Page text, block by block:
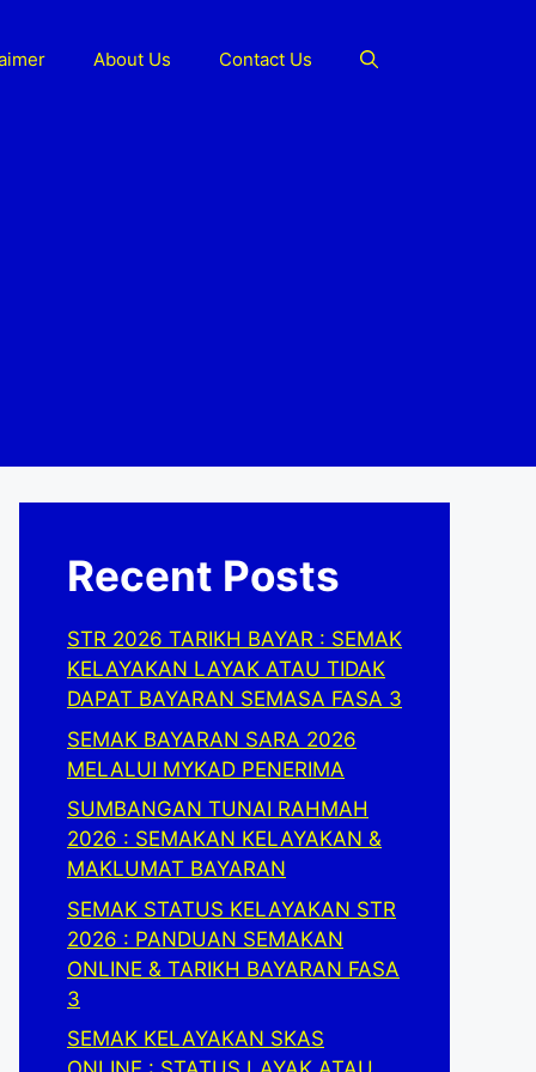
About Us Contact Us
Recent Posts
STR 2026 TARIKH BAYAR : SEMAK
KELAYAKAN LAYAK ATAU TIDAK
DAPAT BAYARAN SEMASA FASA 3
SEMAK BAYARAN SARA 2026
MELALUI MYKAD PENERIMA
SUMBANGAN TUNAI RAHMAH
2026 : SEMAKAN KELAYAKAN &
MAKLUMAT BAYARAN
SEMAK STATUS KELAYAKAN STR
2026 : PANDUAN SEMAKAN
ONLINE & TARIKH BAYARAN FASA
3
SEMAK KELAYAKAN SKAS